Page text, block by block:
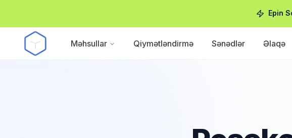
Epin
Məhsullar Qiymətləndirmə Sənədlər Əlaqə